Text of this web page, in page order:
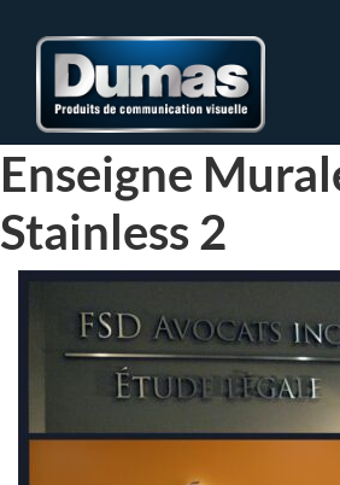
Enseigne
Stainless 2